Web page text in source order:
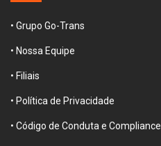
• Grupo Go-Trans
• Nossa Equipe
• Filiais
• Política de Privacidade
• Código de Conduta e Compliance